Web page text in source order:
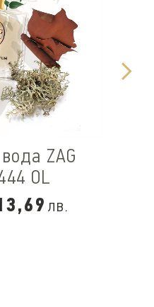
ZAG
OL
лв.